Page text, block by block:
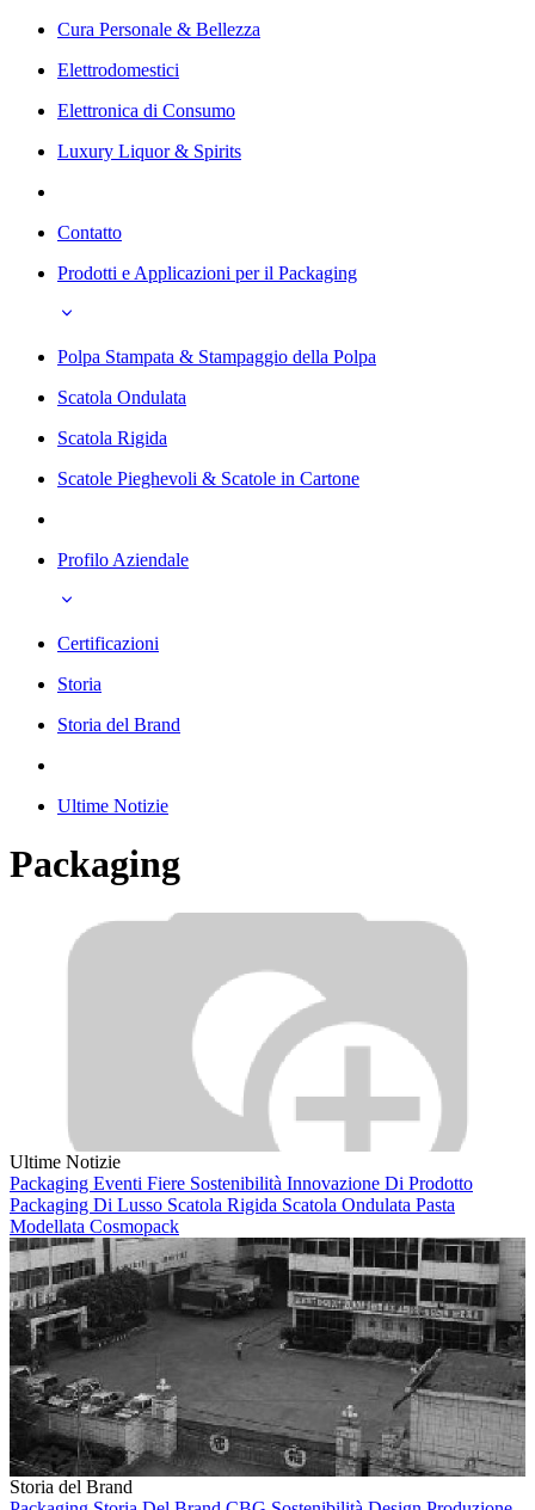
Cura Personale & Bellezza
Elettrodomestici
Elettronica di Consumo
Luxury Liquor & Spirits
Contatto
Prodotti e Applicazioni per il Packaging
Polpa Stampata & Stampaggio della Polpa
Scatola Ondulata
Scatola Rigida
Scatole Pieghevoli & Scatole in Cartone
Profilo Aziendale
Certificazioni
Storia
Storia del Brand
Ultime Notizie
Packaging
Ultime Notizie
Packaging Eventi Fiere Sostenibilità Innovazione Di Prodotto
Packaging Di Lusso Scatola Rigida Scatola Ondulata Pasta
Modellata Cosmopack
Storia del Brand